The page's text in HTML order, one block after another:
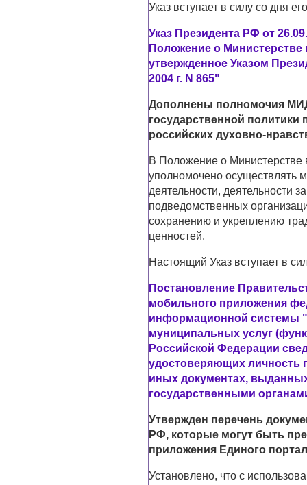
Указ вступает в силу со дня
Указ Президента РФ от
Положение о
утвержденное Указом
2004 г. N 865"
Дополнены полномочия
государственной
российских духовно-
В Положение о Министерстве
уполномочено осуществлять
деятельности, деятельности
подведомственных
сохранению и укреплению
ценностей.
Настоящий Указ вступает в
Постановление
мобильного приложения
информационной системы
муниципальных услуг
Российской Федерации
удостоверяющих личность
иных документах,
государственными
Утвержден перечень
РФ, которые могут быть
приложения Единого
Установлено, что с